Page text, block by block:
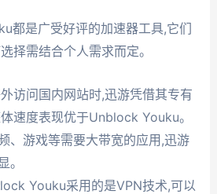
都是广受好评的加速器工具,它们
择需结合个人需求而定。
访问国内网站时,迅游凭借其专有
速度表现优于Unblock Youku。
、游戏等需要大带宽的应用,迅游
。
Youku采用的是VPN技术,可以